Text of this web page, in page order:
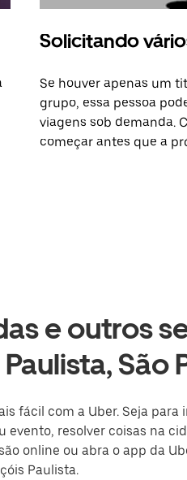
Solicitando
Se houver apenas um
grupo, essa pessoa
viagens sob demanda.
começar antes que a
e outros
São
fácil com a Uber. Seja para
resolver coisas na
online ou abra o app da
Paulista.